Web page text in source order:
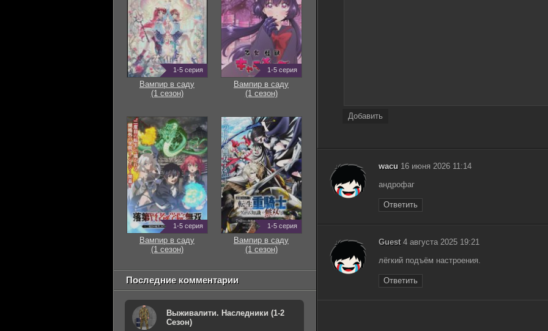
Добавить
wacu 16 июня 2026 11:14
андрофаг
Ответить
Guest4 августа 2025 19:21
лёгкий подъём настроения.
Ответить
1-5 серия
Вампир в саду
(1 сезон)
1-5 серия
Вампир в саду
(1 сезон)
1-5 серия
Вампир в саду
(1 сезон)
1-5 серия
Вампир в саду
(1 сезон)
Последние комментарии
Выживалити. Наследники (1-2
Сезон)